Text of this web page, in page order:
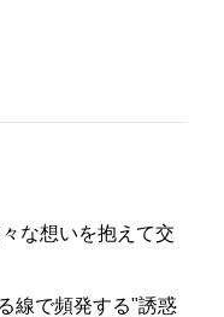
な想いを抱えて交
線で頻発する"誘惑